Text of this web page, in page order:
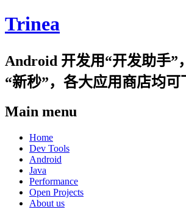
Trinea
Android 开发用“开发助手”
“新秒”，各大应用商店均可
Main menu
Skip
content
Home
Dev Tools
Android
Java
Performance
Open Projects
About us